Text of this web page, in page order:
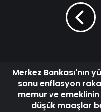
Merkez Bankası'nın
sonu enflasyon
memur ve emeklinin
düşük maaşlar